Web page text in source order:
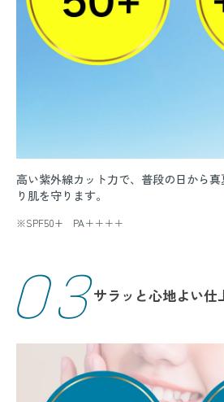
高い紫外線カット力で、普段の日から
り肌を守ります。
※SPF50+ PA＋＋＋＋
03サラッと心地よい仕